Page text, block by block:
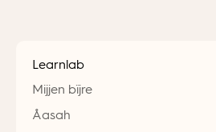
Learnlab
Mijjen bïjre
Åasah